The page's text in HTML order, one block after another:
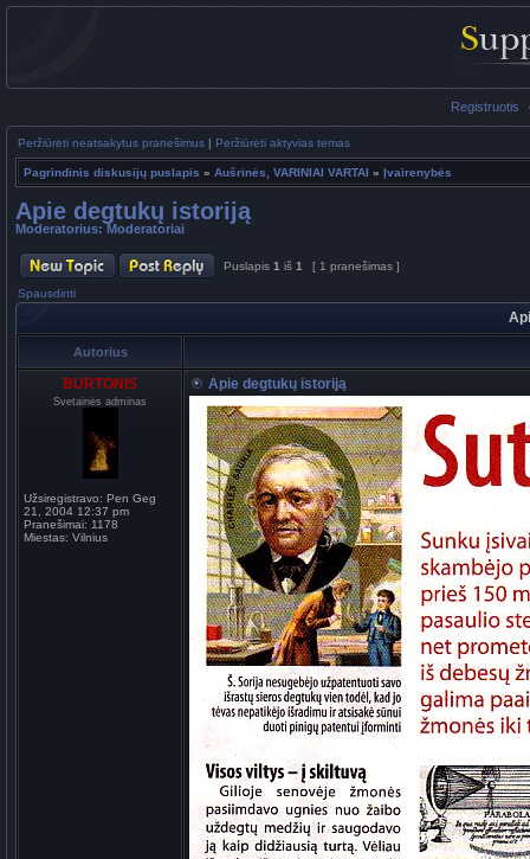
Registruotis
Peržiūrėti neatsakytus pranešimus | Peržiūrėti aktyvias temas
Pagrindinis diskusijų puslapis » Aušrinės, VARINIAI VARTAI » Įvairenybės
Apie degtukų istoriją
Moderatorius:Moderatoriai
Puslapis 1 iš 1 [ 1 pranešimas ]
Spausdinti
Autorius
BURTONIS
Svetainės adminas
Užsiregistravo: Pen Geg
21, 2004 12:37 pm
Pranešimai: 1178
Miestas: Vilnius
Apie degtukų istoriją